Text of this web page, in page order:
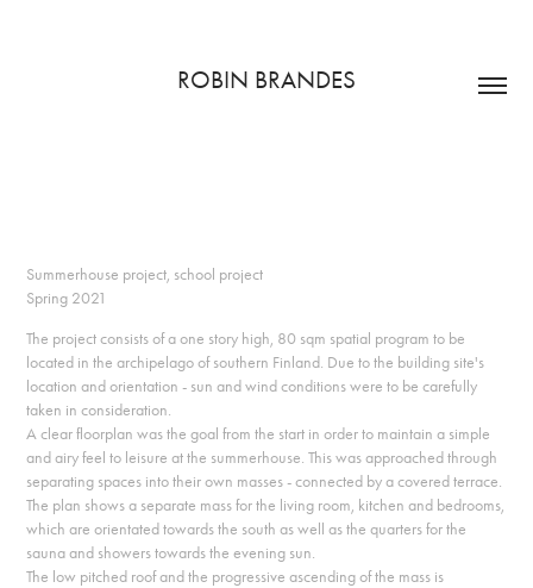
ROBIN BRANDES
Summerhouse project, school project
Spring 2021
The project consists of a one story high, 80 sqm spatial program to be
located in the archipelago of southern Finland. Due to the building site's
location and orientation - sun and wind conditions were to be carefully
taken in consideration.
A clear floorplan was the goal from the start in order to maintain a simple
and airy feel to leisure at the summerhouse. This was approached through
separating spaces into their own masses - connected by a covered terrace.
The plan shows a separate mass for the living room, kitchen and bedrooms,
which are orientated towards the south as well as the quarters for the
sauna and showers towards the evening sun.
The low pitched roof and the progressive ascending of the mass is